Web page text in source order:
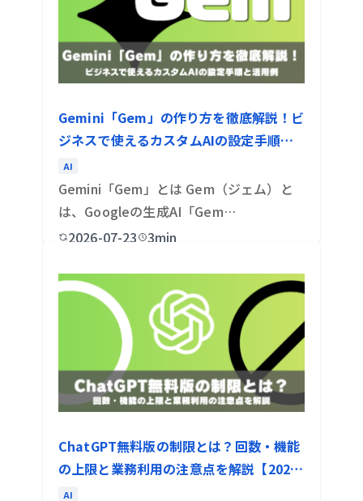
Gemini「Gem」の作り方を徹底解説！ビ
ジネスで使えるカスタムAIの設定手順と
活用例
AI
Gemini「Gem」とは Gem（ジェム）と
は、Googleの生成AI「Gem…
2026-07-23 3min
ChatGPT無料版の制限とは？回数・機能
の上限と業務利用の注意点を解説【2026
年最新】
AI